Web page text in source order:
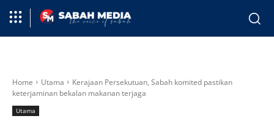
Home Utama
Kerajaan Persekutuan, Sabah komited pastikan
keterjaminan bekalan makanan terjaga
Utama